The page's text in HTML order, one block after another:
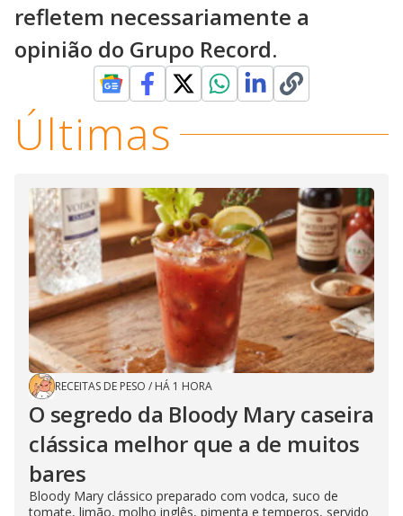
refletem necessariamente a
opinião do Grupo Record.
Últimas
RECEITAS DE PESO / HÁ 1 HORA
O segredo da Bloody Mary caseira
clássica melhor que a de muitos
bares
Bloody Mary clássico preparado com vodca, suco de
tomate, limão, molho inglês, pimenta e temperos, servido